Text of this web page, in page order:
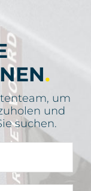
.
um
und
suchen.